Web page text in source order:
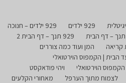
929 ילדים
929 ילדים – חנוכה
929 תנך – דף הבית 2
קריאה
המן ועוד כמה צוררים
הבית | הקמפוס הוירטואלי
הוירטואלי
ויהי פודאקסט
לצמוח מתוך הערפל
מאחורי הקלעים